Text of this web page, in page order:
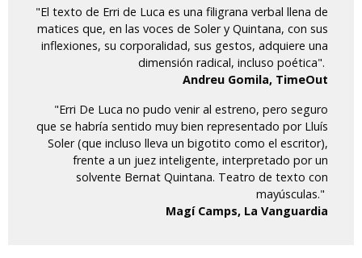
"El texto de Erri de Luca es una filigrana verbal llena de
matices que, en las voces de Soler y Quintana, con sus
inflexiones, su corporalidad, sus gestos, adquiere una
dimensión radical, incluso poética".
Andreu Gomila, TimeOut
"Erri De Luca no pudo venir al estreno, pero seguro
que se habría sentido muy bien representado por Lluís
Soler (que incluso lleva un bigotito como el escritor),
frente a un juez inteligente, interpretado por un
solvente Bernat Quintana. Teatro de texto con
mayúsculas."
Magí Camps, La Vanguardia